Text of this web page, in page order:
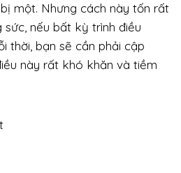
một. Nhưng cách này tốn rất
sức, nếu bất kỳ trình điều
thời, bạn sẽ cần phải cập
này rất khó khăn và tiềm